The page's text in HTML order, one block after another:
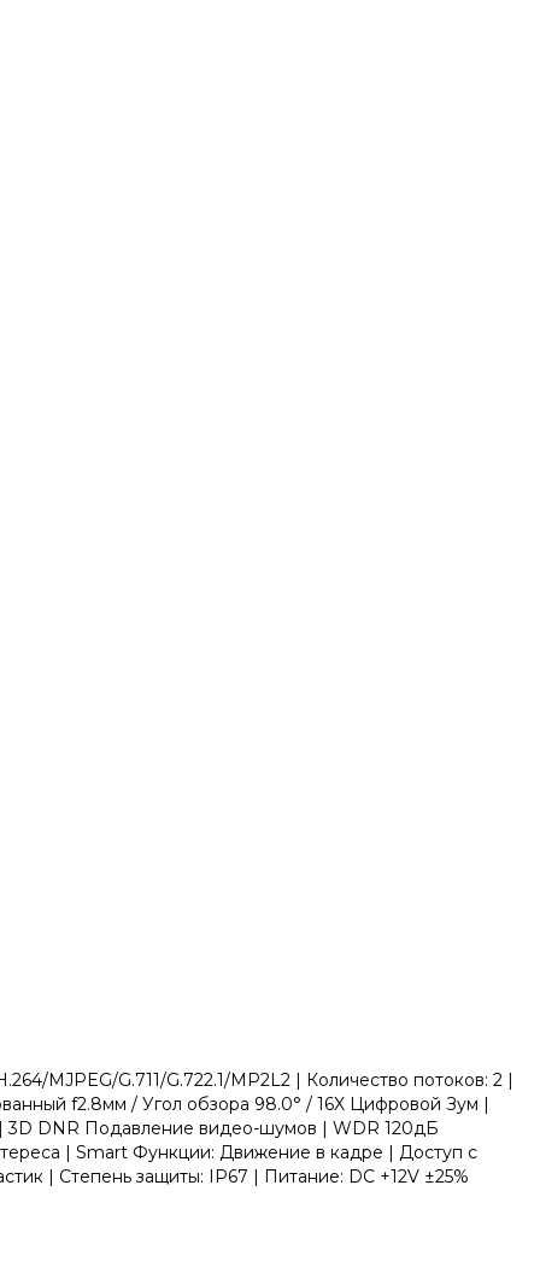
MJPEG/G.711/G.722.1/MP2L2 | Количество потоков: 2 |
f2.8мм / Угол обзора 98.0° / 16X Цифровой Зум |
3D DNR Подавление видео-шумов | WDR 120дБ
| Smart Функции: Движение в кадре | Доступ с
| Степень защиты: IP67 | Питание: DC +12V ±25%